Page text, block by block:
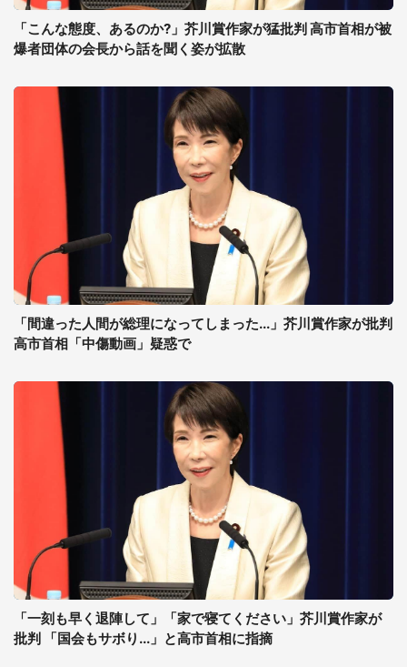
「こんな態度、あるのか?」芥川賞作家が猛批判 高市首相が被
爆者団体の会長から話を聞く姿が拡散
「間違った人間が総理になってしまった...」芥川賞作家が批判
高市首相「中傷動画」疑惑で
「一刻も早く退陣して」「家で寝てください」芥川賞作家が
批判 「国会もサボり...」と高市首相に指摘